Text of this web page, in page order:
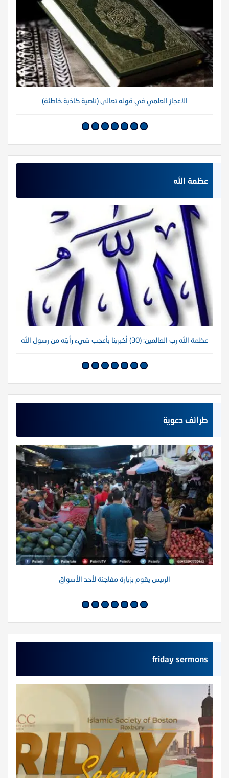
الاعجاز العلمي في قوله تعالى (ناصية كاذبة خاطئة)
عظمة الله
عظمة الله رب العالمين: (30) أخبرينا بأعجب شيء رأيته من رسول الله
طرائف دعوية
الرئيس يقوم بزيارة مفاجئة لأحد الأسواق
friday sermons